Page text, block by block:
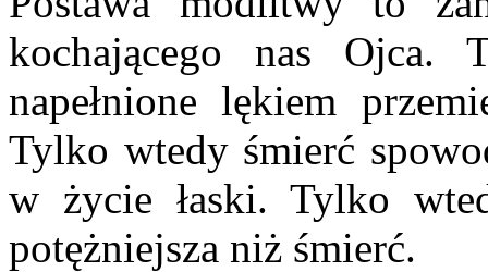
kochającego nas Ojca.
napełnione lękiem
Tylko wtedy śmierć
w życie łaski. Tylko
potężniejsza niż śmierć.